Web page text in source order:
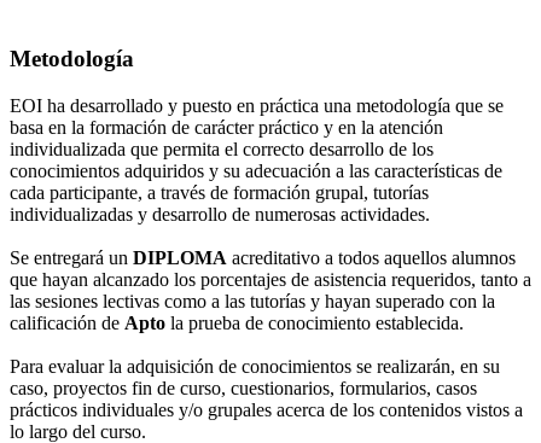
Metodología
EOI ha desarrollado y puesto en práctica una metodología que se
basa en la formación de carácter práctico y en la atención
individualizada que permita el correcto desarrollo de los
conocimientos adquiridos y su adecuación a las características de
cada participante, a través de formación grupal, tutorías
individualizadas y desarrollo de numerosas actividades.
Se entregará un DIPLOMA acreditativo a todos aquellos alumnos
que hayan alcanzado los porcentajes de asistencia requeridos, tanto a
las sesiones lectivas como a las tutorías y hayan superado con la
calificación de Apto la prueba de conocimiento establecida.
Para evaluar la adquisición de conocimientos se realizarán, en su
caso, proyectos fin de curso, cuestionarios, formularios, casos
prácticos individuales y/o grupales acerca de los contenidos vistos a
lo largo del curso.